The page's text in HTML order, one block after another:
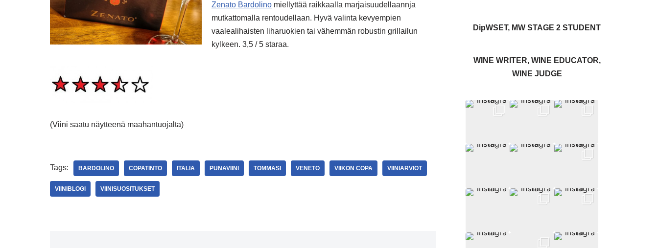
Zenato Bardolino miellyttää raikkaalla marjaisuudellaannja
mutkattomalla rentoudellaan. Hyvä valinta kevyempien
vaalealihaisten liharuokien tai vähemmän robustin grillailun
kylkeen. 3,5 / 5 staraa.
(Viini saatu näytteenä maahantuojalta)
Tags: BARDOLINO COPATINTO ITALIA PUNAVIINI TOMMASI VENETO VIIKON COPA VIINIARVIOT
VIINIBLOGI VIINISUOSITUKSET
DipWSET, MW STAGE 2 STUDENT
WINE WRITER, WINE EDUCATOR,
WINE JUDGE